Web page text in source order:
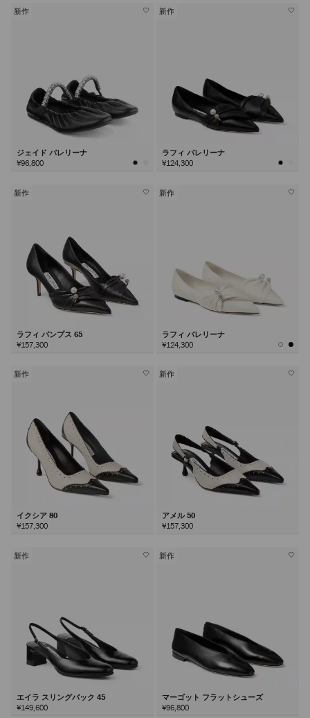
新作
ジェイド バレリーナ
¥96,800
新作
ラフィ バレリーナ
¥124,300
新作
ラフィ パンプス 65
¥157,300
新作
ラフィ バレリーナ
¥124,300
新作
イクシア 80
¥157,300
新作
アメル 50
¥157,300
新作
エイラ スリングバック 45
¥149,600
新作
マーゴット フラットシューズ
¥96,800